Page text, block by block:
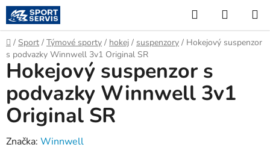
Přejít
na
obsah
Hledat
KOŠÍK
Domů
/ Sport / Týmové sporty / hokej / suspenzory / Hokejový suspenzor
s podvazky Winnwell 3v1 Original SR
Hokejový suspenzor s
podvazky Winnwell 3v1
Original SR
Značka: Winnwell